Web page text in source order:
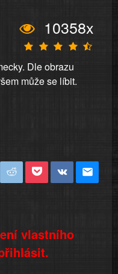
10358x
Dle obrazu
může se líbit.
vlastního